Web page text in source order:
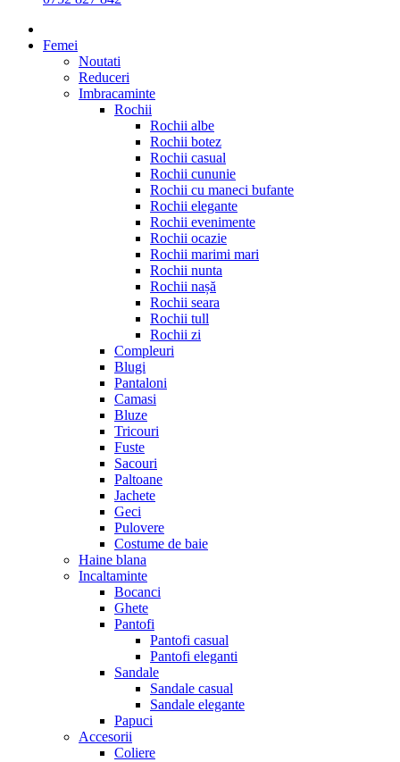
Femei
Noutati
Reduceri
Imbracaminte
Rochii
Rochii albe
Rochii botez
Rochii casual
Rochii cununie
Rochii cu maneci bufante
Rochii elegante
Rochii evenimente
Rochii ocazie
Rochii marimi mari
Rochii nunta
Rochii nașă
Rochii seara
Rochii tull
Rochii zi
Compleuri
Blugi
Pantaloni
Camasi
Bluze
Tricouri
Fuste
Sacouri
Paltoane
Jachete
Geci
Pulovere
Costume de baie
Haine blana
Incaltaminte
Bocanci
Ghete
Pantofi
Pantofi casual
Pantofi eleganti
Sandale
Sandale casual
Sandale elegante
Papuci
Accesorii
Coliere